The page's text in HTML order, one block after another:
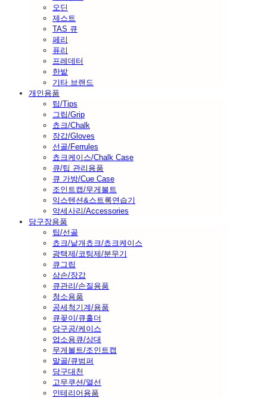
오딘
제스트
TAS 큐
페리
퓨리
프레데터
한밭
기타 브랜드
개인용품
팁/Tips
그립/Grip
쵸크/Chalk
장갑/Gloves
선골/Ferrules
쵸크케이스/Chalk Case
큐/팁 관리용품
큐 가방/Cue Case
조인트캡/무게볼트
익스텐션&스트록연습기
악세사리/Accessories
당구장용품
팁/선골
쵸크/낱개쵸크/쵸크케이스
광택제/코팅제/분무기
큐그립
삼손/장갑
큐관리/손질용품
청소용품
공세척기계/용품
큐꽂이/큐홀더
당구공/케이스
업소용큐/상대
무게볼트/조인트캡
말골/큐범퍼
당구대천
고무쿠션/열선
인테리어용품